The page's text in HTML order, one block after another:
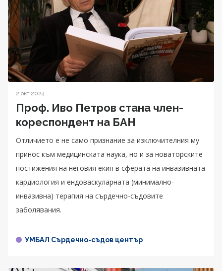
2 окт 2024
Проф. Иво Петров стана член-
кореспондент на БАН
Отличието е не само признание за изключителния му
принос към медицинската наука, но и за новаторските
постижения на неговия екип в сферата на инвазивната
кардиология и ендоваскуларната (минимално-
инвазивна) терапия на сърдечно-съдовите
заболявания.
УМБАЛ Сърдечно-съдов център